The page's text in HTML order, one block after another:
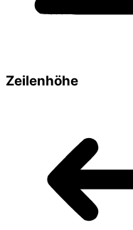
Zeilenhöhe